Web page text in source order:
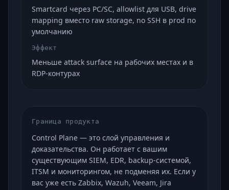
Smartcard через PC/SC, allowlist для USB, drive
mapping вместо raw storage, no SSH в prod по
умолчанию
Эффект
Меньше attack surface на рабочих местах и в
RDP-контурах
Граница продукта
Control Plane — это слой управления и
доказательства. Он работает с вашим
существующим SIEM, EDR, backup-системой,
ITSM и мониторингом, не подменяя их. Если у
вас уже есть Zabbix, Wazuh, Veeam, Jira